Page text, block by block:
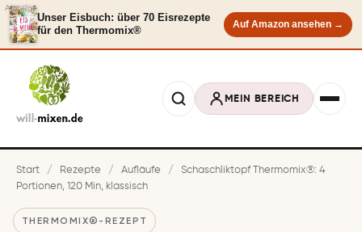
Anzeige
Unser Eisbuch: über 70 Eisrezepte
für den Thermomix®
Auf Amazon ansehen →
MEIN BEREICH
Start / Rezepte / Aufläufe /
Schaschliktopf Thermomix®: 4
Portionen, 120 Min, klassisch
THERMOMIX®-REZEPT